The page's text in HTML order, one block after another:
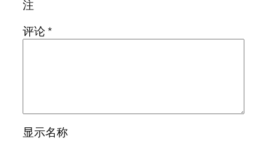
注
评论*
显示名称